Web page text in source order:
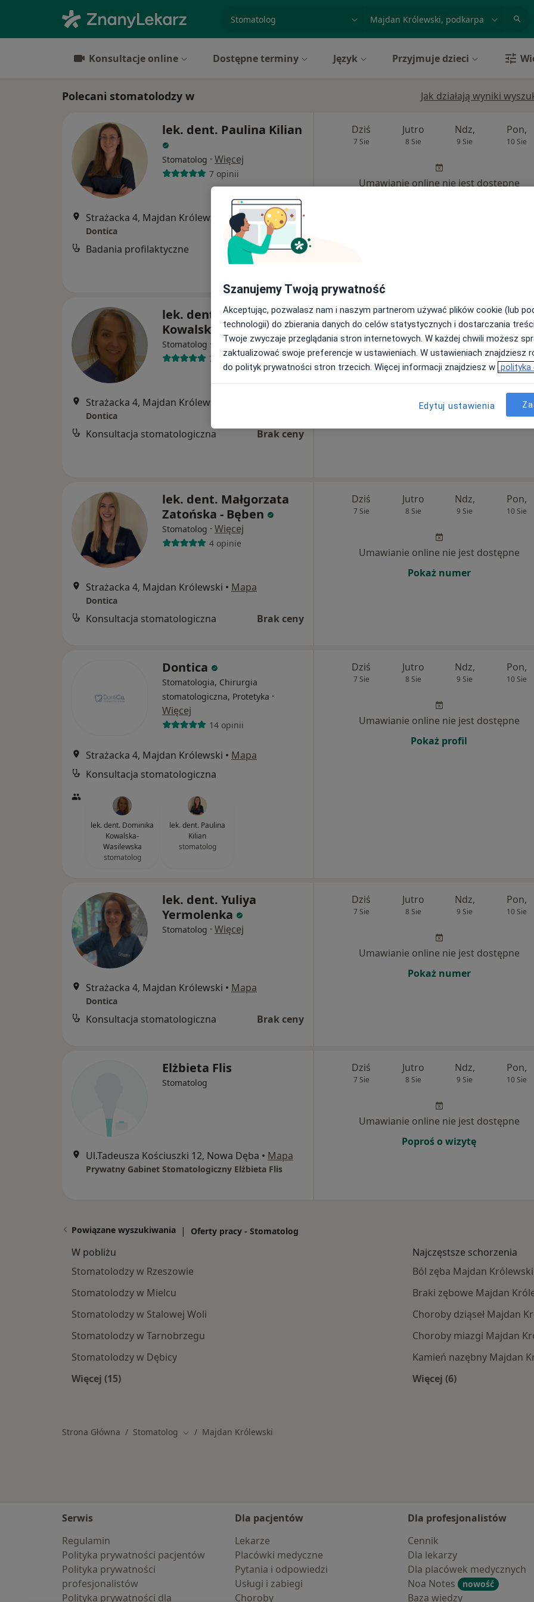
miasto lub dzielnica
Konsultacje online Dostępne terminy Język Przyjmuje dzieci
Polecani stomatolodzy w Jak działają wyniki
lek. dent. Paulina Kilian
Stomatolog · Więcej
7 opinii
Strażacka 4, Majdan Królewski Mapa
Dontica
Badania profilaktyczne Brak ceny
Dziś
7 Sie
Jutro
8 Sie
Ndz,
9 Sie
Pon,
10 Sie
Umawianie online nie jest dostępne
lek. dent. Dominika
Kowalska-Wasilewska
Stomatolog · Więcej
7 opinii
Strażacka 4, Majdan Królewski
Dontica
Konsultacja stomatologiczna Brak ceny
Dziś
7 Sie
Jutro
8 Sie
Ndz,
9 Sie
Pon,
10 Sie
Umawianie online nie jest dostępne
lek. dent. Małgorzata
Zatońska - Bęben
Stomatolog · Więcej
4 opinie
Strażacka 4, Majdan Królewski • Mapa
Dontica
Konsultacja stomatologiczna Brak ceny
Dziś
7 Sie
Jutro
8 Sie
Ndz,
9 Sie
Pon,
10 Sie
Umawianie online nie jest dostępne
Pokaż numer
Dontica
Stomatologia, Chirurgia
stomatologiczna, Protetyka ·
Więcej
14 opinii
Strażacka 4, Majdan Królewski • Mapa
Konsultacja stomatologiczna
lek. dent. Dominika
Kowalska-
Wasilewska
stomatolog
lek. dent. Paulina
Kilian
stomatolog
Dziś
7 Sie
Jutro
8 Sie
Ndz,
9 Sie
Pon,
10 Sie
Umawianie online nie jest dostępne
Pokaż profil
lek. dent. Yuliya
Yermolenka
Stomatolog · Więcej
Strażacka 4, Majdan Królewski • Mapa
Dontica
Konsultacja stomatologiczna Brak ceny
Dziś
7 Sie
Jutro
8 Sie
Ndz,
9 Sie
Pon,
10 Sie
Umawianie online nie jest dostępne
Pokaż numer
Elżbieta Flis
Stomatolog
Ul.Tadeusza Kościuszki 12, Nowa Dęba • Mapa
Prywatny Gabinet Stomatologiczny Elżbieta Flis
Dziś
7 Sie
Jutro
8 Sie
Ndz,
9 Sie
Pon,
10 Sie
Umawianie online nie jest dostępne
Poproś o wizytę
Powiązane wyszukiwania | Oferty pracy - Stomatolog
W pobliżu
Stomatolodzy w Rzeszowie
Stomatolodzy w Mielcu
Stomatolodzy w Stalowej Woli
Stomatolodzy w Tarnobrzegu
Stomatolodzy w Dębicy
Więcej (15)
Najczęstsze schorzenia
Ból zęba Majdan Królewski
Braki zębowe Majdan
Choroby dziąseł Majdan
Choroby miazgi Majdan
Kamień nazębny Majdan
Więcej (6)
Strona Główna Stomatolog Zmień miasto
Majdan Królewski
Serwis
Regulamin
Polityka prywatności pacjentów
Polityka prywatności
profesjonalistów
Polityka prywatności dla
Dla pacjentów
Lekarze
Placówki medyczne
Pytania i odpowiedzi
Usługi i zabiegi
Choroby
Dla profesjonalistów
Cennik
Dla lekarzy
Dla placówek medycznych
Noa Notes
nowość
Baza wiedzy
Szanujemy Twoją prywatność
Akceptując, pozwalasz nam i naszym partnerom używać plików cookie (lub
technologii) do zbierania danych do celów statystycznych i dostarczania
Twoje zwyczaje przeglądania stron internetowych. W każdej chwili możesz
zaktualizować swoje preferencje w ustawieniach. W ustawieniach znajdziesz
do polityk prywatności stron trzecich. Więcej informacji znajdziesz w polityka
Edytuj ustawienia